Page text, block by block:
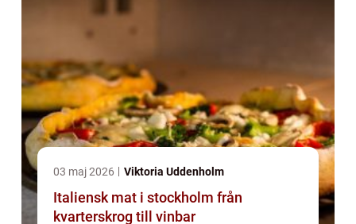
03 maj 2026 Viktoria Uddenholm
Italiensk mat i stockholm från
kvarterskrog till vinbar